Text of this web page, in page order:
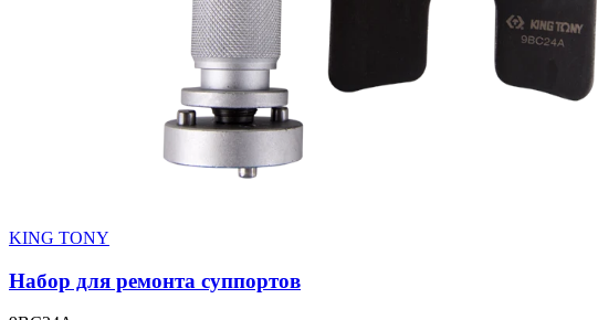
KING TONY
Набор для ремонта суппортов